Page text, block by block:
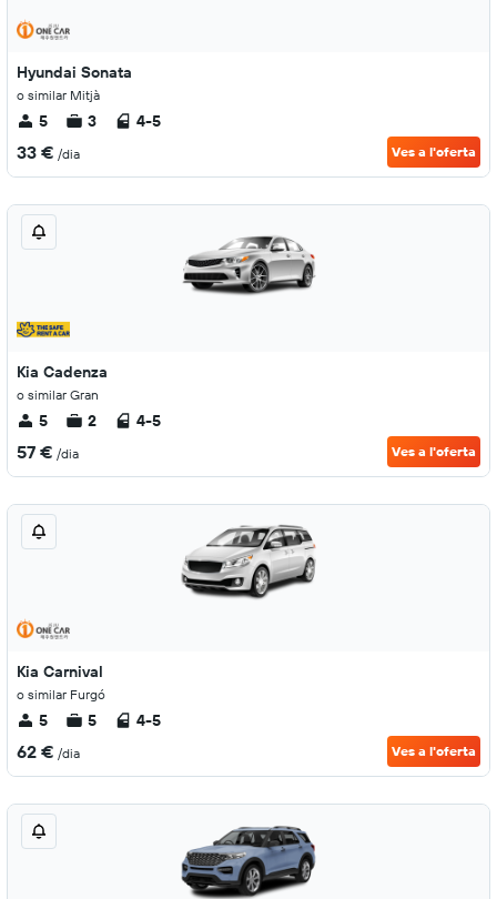
Hyundai Sonata
o similar Mitjà
5 3 4-5
33 € /dia Ves a l'oferta
Kia Cadenza
o similar Gran
5 2 4-5
57 € /dia Ves a l'oferta
Kia Carnival
o similar Furgó
5 5 4-5
62 € /dia Ves a l'oferta